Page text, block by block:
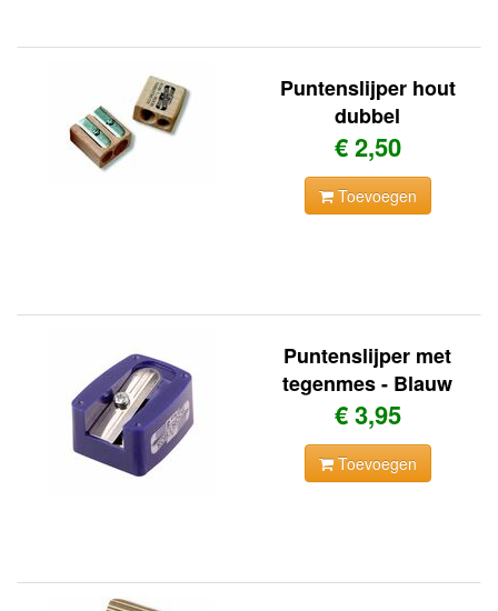
Puntenslijper hout
dubbel
€ 2,50
Toevoegen
Puntenslijper met
tegenmes - Blauw
€ 3,95
Toevoegen